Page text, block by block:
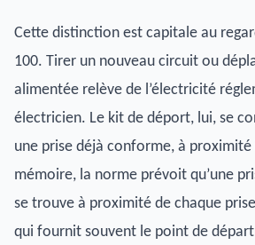
Cette distinction est capitale au
100. Tirer un nouveau circuit ou
alimentée relève de l’électricité
électricien. Le kit de déport, lui, se
une prise déjà conforme, à
mémoire, la norme prévoit qu’une
se trouve à proximité de chaque
qui fournit souvent le point de